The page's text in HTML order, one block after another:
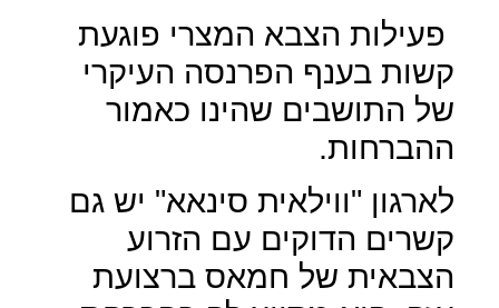
פעילות הצבא המצרי פוגעת
קשות בענף הפרנסה העיקרי
של התושבים שהינו כאמור
ההברחות.
לארגון "ווילאית סינאא" יש גם
קשרים הדוקים עם הזרוע
הצבאית של חמאס ברצועת